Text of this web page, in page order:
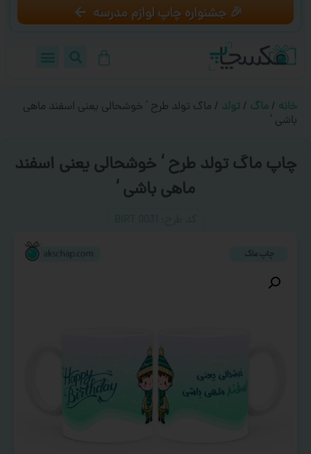
🎉 جشنواره چاپ لوازم مدرسه
خانه / ماگ / تولد / ماگ تولد طرح ‘ خوشحالی یعنی اسفند ماهی
باشی ‘
چاپ ماگ تولد طرح ‘ خوشحالی یعنی اسفند
ماهی باشی ‘